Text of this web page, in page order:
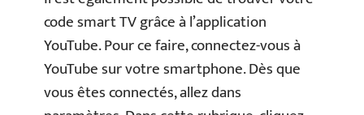
code smart TV grâce à l’application
YouTube. Pour ce faire, connectez-vous à
YouTube sur votre smartphone. Dès que
vous êtes connectés, allez dans